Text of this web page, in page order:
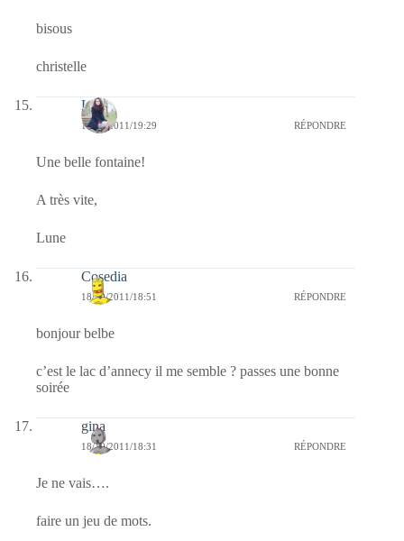
bisous
christelle
Lune
18/10/2011/19:29 RÉPONDRE
Une belle fontaine!
A très vite,
Lune
Cosedia
18/10/2011/18:51 RÉPONDRE
bonjour belbe
c’est le lac d’annecy il me semble ? passes une bonne
soirée
gina
18/10/2011/18:31 RÉPONDRE
Je ne vais….
faire un jeu de mots.